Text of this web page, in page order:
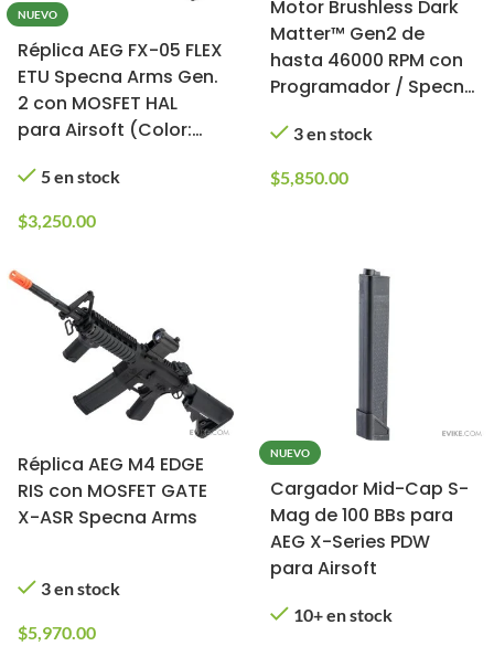
NUEVO
Réplica AEG FX-05 FLEX
ETU Specna Arms Gen.
2 con MOSFET HAL
para Airsoft (Color:
5 en stock
$3,250.00
Motor Brushless Dark
Matter™ Gen2 de
hasta 46000 RPM con
Programador / Specna
3 en stock
$5,850.00
Réplica AEG M4 EDGE
RIS con MOSFET GATE
X-ASR Specna Arms
3 en stock
$5,970.00
NUEVO
Cargador Mid-Cap S-
Mag de 100 BBs para
AEG X-Series PDW
para Airsoft
10+ en stock